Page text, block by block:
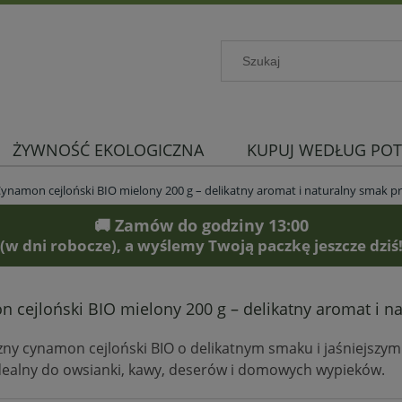
ŻYWNOŚĆ EKOLOGICZNA KUPUJ WEDŁUG
cejloński BIO mielony 200 g – delikatny aromat i naturalny smak
🚚 Zamów do godziny 13:00
(w dni robocze), a wyślemy Twoją paczkę jeszcze dziś!
cejloński BIO mielony 200 g – delikatny aromat i
cynamon cejloński BIO o delikatnym smaku i
do owsianki, kawy, deserów i domowych wypieków.